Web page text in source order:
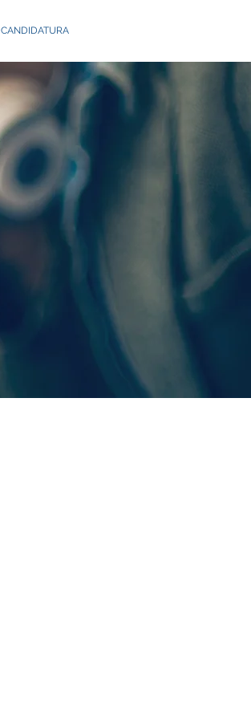
CANDIDATURA